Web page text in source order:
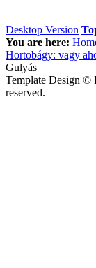
Desktop Version
You are here:
Hortobágy: vagy
Gulyás
Template Design ©
reserved.